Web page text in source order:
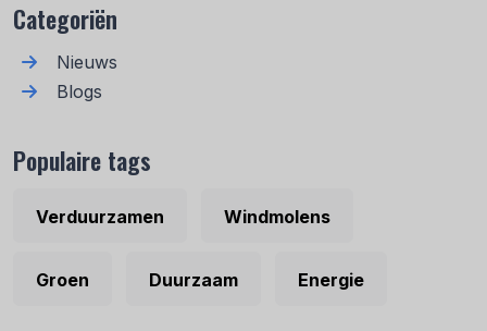
Categoriën
Nieuws
Blogs
Populaire tags
Verduurzamen Windmolens
Groen Duurzaam Energie